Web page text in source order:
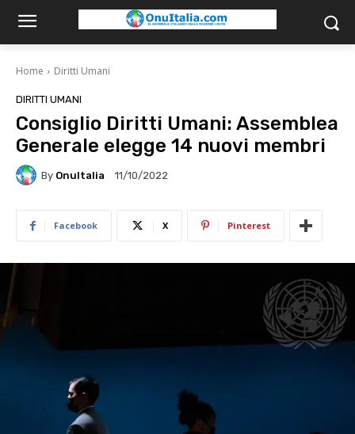
Home Diritti Umani
DIRITTI UMANI
Consiglio Diritti Umani: Assemblea
Generale elegge 14 nuovi membri
By OnuItalia 11/10/2022
Facebook X Pinterest